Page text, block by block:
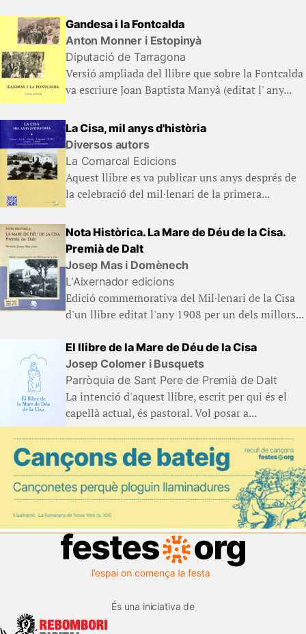
Gandesa i la Fontcalda
Anton Monner i Estopinyà
Diputació de Tarragona
Versió ampliada del llibre que sobre la Fontcalda
va escriure Joan Baptista Manyà (editat l' any...
La Cisa, mil anys d'història
Diversos autors
La Comarcal Edicions
Aquest llibre es va publicar uns anys després de
la celebració del mil·lenari de la primera...
Nota Històrica. La Mare de Déu de la Cisa.
Premià de Dalt
Josep Mas i Domènech
L'Aixernador edicions
Edició commemorativa del Mil·lenari de la Cisa
d'un llibre editat l'any 1908 per un dels millors...
El llibre de la Mare de Déu de la Cisa
Josep Colomer i Busquets
Parròquia de Sant Pere de Premià de Dalt
La intenció d'aquest llibre, escrit per qui és el
capellà actual, és pastoral. Vol posar a...
És una iniciativa de